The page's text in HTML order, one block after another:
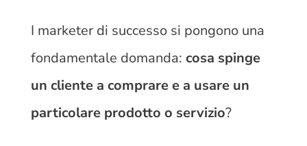
I marketer di successo si pongono una
fondamentale domanda: cosa spinge
un cliente a comprare e a usare un
particolare prodotto o servizio?